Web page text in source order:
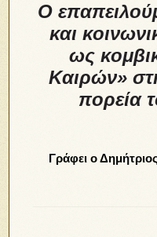
Ο
και
ως
Καιρών»
πορεία
Γράφει ο